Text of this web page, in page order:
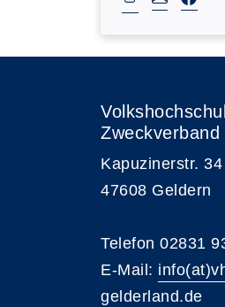
Volkshochschul
Zweckverband
Kapuzinerstr. 34
47608 Geldern
Telefon 02831
E-Mail:
gelderland.de